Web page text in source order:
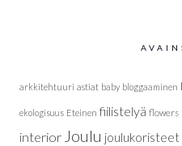
arkkitehtuuri astiat baby bloggaaminen
ekologisuus Eteinen fiilistelyä flowers
interior Joulu joulukoristeet